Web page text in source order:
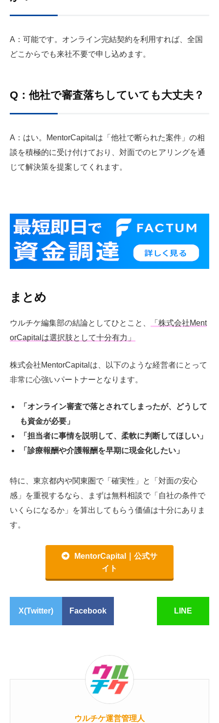
A：可能です。オンライン完結契約を利用すれば、全国
どこからでも来社不要で申し込めます。
Q：他社で審査落ちしていても大丈夫？
A：はい。MentorCapitalは「他社で断られた案件」の相
談を積極的に受け付けており、対面でのヒアリングを通
じて解決策を提案してくれます。
まとめ
ウルチケ編集部の結論としてひとこと、
「株式会社Ment
orCapitalは選択肢として十分有力」
株式会社MentorCapitalは、以下のような経営者にとって
非常に心強いパートナーとなります。
「オンライン審査で落とされてしまったが、どうして
も資金が必要」
「担当者に事情を説明して、柔軟に判断してほしい」
「診療報酬や介護報酬を早期に現金化したい」
特に、東京都内や関東圏で「確実性」と「対面の安心
感」を重視するなら、まずは無料相談で「自社の条件で
いくらになるか」を算出してもらう価値は十分にありま
す。
MentorCapital｜公式サ
イト
X(Twitter) Facebook LINE
ウルチケ運営管理人